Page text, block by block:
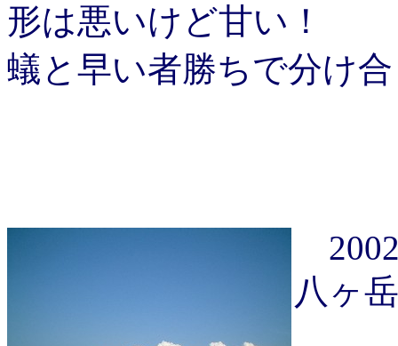
形は悪いけど甘い！
蟻と早い者勝ちで分け
八ヶ